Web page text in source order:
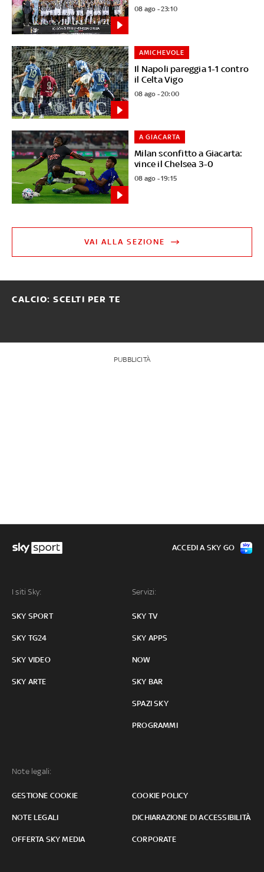
08 ago - 23:10
Il Napoli pareggia 1-1 contro
il Celta Vigo
AMICHEVOLE
08 ago - 20:00
Milan sconfitto a Giacarta:
vince il Chelsea 3-0
A GIACARTA
08 ago - 19:15
VAI ALLA SEZIONE
CALCIO: SCELTI PER TE
PUBBLICITÀ
I siti Sky:
SKY SPORT
SKY TG24
SKY VIDEO
SKY ARTE
Servizi:
SKY TV
SKY APPS
NOW
SKY BAR
SPAZI SKY
PROGRAMMI
Note legali:
GESTIONE COOKIE COOKIE POLICY
NOTE LEGALI DICHIARAZIONE DI ACCESSIBILITÀ
OFFERTA SKY MEDIA CORPORATE
ACCEDI A SKY GO